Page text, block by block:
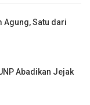
Agung, Satu dari
Abadikan Jejak